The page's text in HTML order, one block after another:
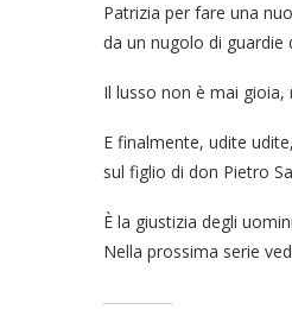
Patrizia per fare una
da un nugolo di guardie
Il lusso non è mai
E finalmente, udite
sul figlio di don Pietro
È la giustizia degli
Nella prossima serie